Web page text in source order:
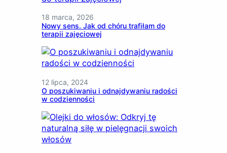
18 marca, 2026
Nowy sens. Jak od chóru trafiłam do
terapii zajęciowej
12 lipca, 2024
O poszukiwaniu i odnajdywaniu radości
w codzienności